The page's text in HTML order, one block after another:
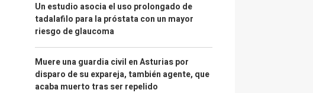
Un estudio asocia el uso prolongado de
tadalafilo para la próstata con un mayor
riesgo de glaucoma
Muere una guardia civil en Asturias por
disparo de su expareja, también agente, que
acaba muerto tras ser repelido